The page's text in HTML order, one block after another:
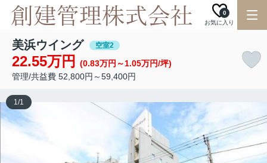
お気に入り
0
美浜ウイング 空室2
22.55万円
(0.83万円～1.05万円/坪)
管理/共益費 52,800円～59,400円
1/1